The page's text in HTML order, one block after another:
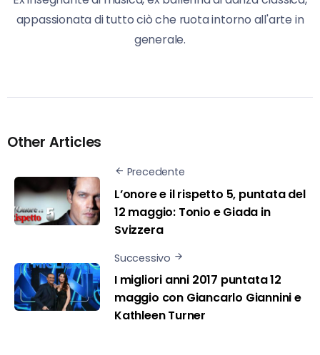
appassionata di tutto ciò che ruota intorno all'arte in
generale.
Other Articles
Precedente
L’onore e il rispetto 5, puntata del
12 maggio: Tonio e Giada in
Svizzera
Successivo
I migliori anni 2017 puntata 12
maggio con Giancarlo Giannini e
Kathleen Turner